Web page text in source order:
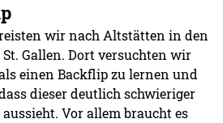
wir nach Altstätten in den
Gallen. Dort versuchten wir
einen Backflip zu lernen und
dieser deutlich schwieriger
Vor allem braucht es